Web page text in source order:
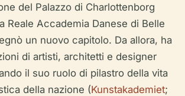
del Palazzo di Charlottenborg
Reale Accademia Danese di Belle
un nuovo capitolo. Da allora, ha
di artisti, architetti e designer
il suo ruolo di pilastro della vita
della nazione (Kunstakademiet;